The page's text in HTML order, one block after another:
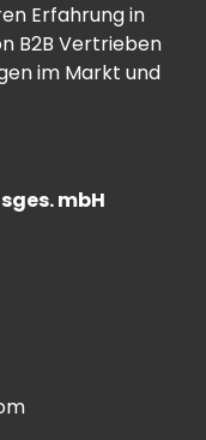
Erfahrung in
B2B Vertrieben
im Markt und
mbH